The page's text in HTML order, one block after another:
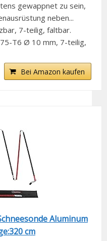
gewappnet zu sein,
neben...
7-teilig, faltbar.
T6 Ø 10 mm, 7-teilig,
Bei Amazon kaufen
Aluminum
cm